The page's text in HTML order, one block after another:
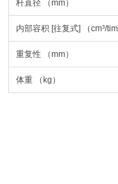
杆直径 （mm）
内部容积 [往复式] （cm³/
重复性 （mm）
体重 （kg）